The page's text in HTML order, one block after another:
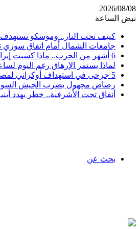
2026/08/08
نبض الساعة
كييف تحت النار.. وموسكو
جامعات الشمال أمام اتفاق سوري
6 أشهر من الحرب.. ماذا كسبت إيران؟
لماذا يستمر الإرهاق رغم النوم
5 جرحى في استهداف أوكراني لمصفاة روسية
رصاص مجهول يضرب الجيش
أنفاق تحت الأشرفية.. خطر يهدد
بحث عن